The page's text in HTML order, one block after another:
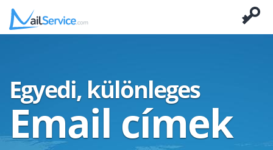
Egyedi, különleges
Email címek